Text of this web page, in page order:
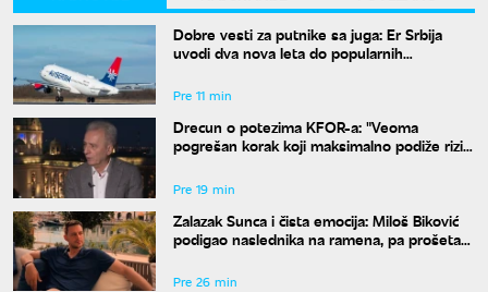
Dobre vesti za putnike sa juga: Er Srbija
uvodi dva nova leta do popularnih
Pre 11 min
Drecun o potezima KFOR-a: "Veoma
pogrešan korak koji maksimalno podiže rizik
Pre 19 min
Zalazak Sunca i čista emocija: Miloš Biković
podigao naslednika na ramena, pa prošetao
Pre 26 min